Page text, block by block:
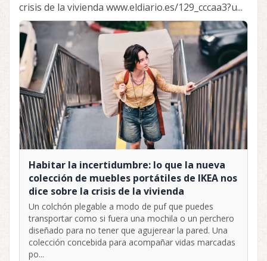
crisis de la vivienda www.eldiario.es/129_cccaa3?u...
Habitar la incertidumbre: lo que la nueva
colección de muebles portátiles de IKEA nos
dice sobre la crisis de la vivienda
Un colchón plegable a modo de puf que puedes
transportar como si fuera una mochila o un perchero
diseñado para no tener que agujerear la pared. Una
colección concebida para acompañar vidas marcadas
po...